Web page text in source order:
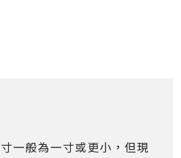
一般為一寸或更小，但現